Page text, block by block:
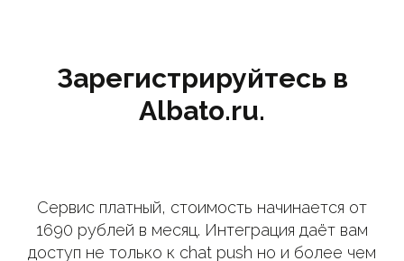
Зарегистрируйтесь в
Albato.ru.
Сервис платный, стоимость начинается от
1690 рублей в месяц. Интеграция даёт вам
доступ не только к chat push но и более чем